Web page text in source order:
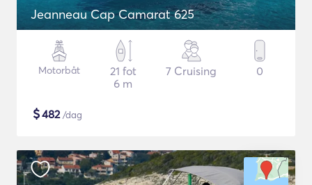
Jeanneau Cap Camarat 625
Motorbåt
21 fot
6 m
7 Cruising 0
$482/dag